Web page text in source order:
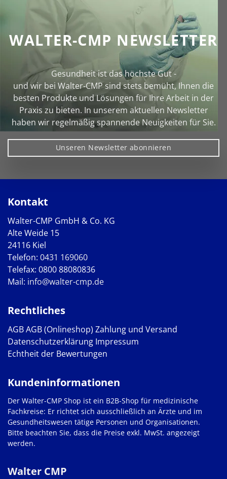
WALTER-CMP NEWSLETTER
Gesundheit ist das höchste Gut -
und wir bei Walter‑CMP sind stets bemüht, Ihnen die
besten Produkte und Lösungen für Ihre Arbeit in der
Praxis zu bieten. In unserem aktuellen Newsletter
haben wir regelmäßig spannende Neuigkeiten für Sie.
Unseren Newsletter abonnieren
Kontakt
Walter-CMP GmbH & Co. KG
Alte Weide 15
24116 Kiel
Telefon: 0431 169060
Telefax: 0800 88080836
Mail: info@walter-cmp.de
Rechtliches
AGBAGB (Onlineshop) Zahlung und Versand
Datenschutzerklärung Impressum
Echtheit der Bewertungen
Walter CMP
Kundeninformationen
Der Walter-CMP Shop ist ein B2B-Shop für medizinische
Fachkreise: Er richtet sich ausschließlich an Ärzte und im
Gesundheitswesen tätige Personen und Organisationen.
Bitte beachten Sie, dass die Preise exkl. MwSt. angezeigt
werden.